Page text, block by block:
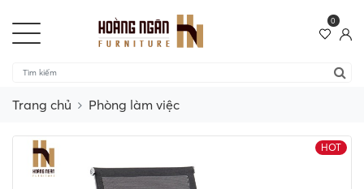
0
Trang chủ Phòng làm việc
HOT